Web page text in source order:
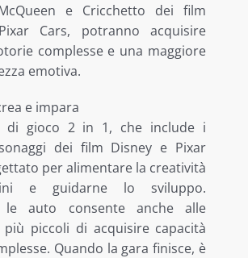
e Cricchetto dei film
Cars, potranno acquisire
complesse e una maggiore
emotiva.
e impara
di gioco 2 in 1, che include i
dei film Disney e Pixar
per alimentare la creatività
e guidarne lo sviluppo.
le auto consente anche alle
piccoli di acquisire capacità
Quando la gara finisce, è